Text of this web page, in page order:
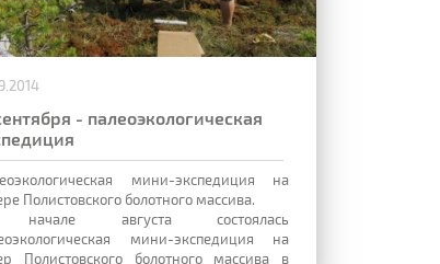
- палеоэкологическая
мини-экспедиция на
Полистовского болотного массива.
августа состоялась
мини-экспедиция на
Полистовского болотного массива в